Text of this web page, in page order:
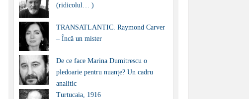
(ridicolul… )
TRANSATLANTIC. Raymond Carver
– Încă un mister
De ce face Marina Dumitrescu o
pledoarie pentru nuanțe? Un cadru
analitic
Turtucaia, 1916